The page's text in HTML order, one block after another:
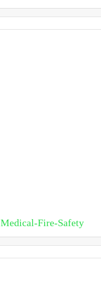
Medical-Fire-Safety